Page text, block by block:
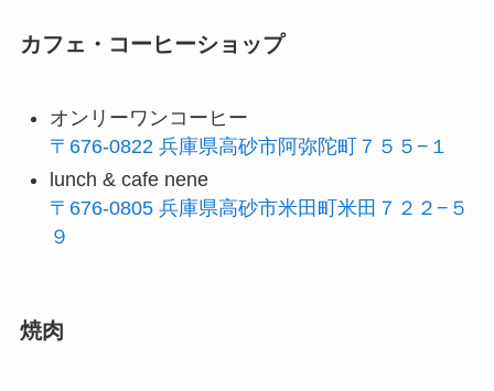
カフェ・コーヒーショップ
オンリーワンコーヒー
〒676-0822 兵庫県高砂市阿弥陀町７５５−１
lunch & cafe nene
〒676-0805 兵庫県高砂市米田町米田７２２−５
９
焼肉